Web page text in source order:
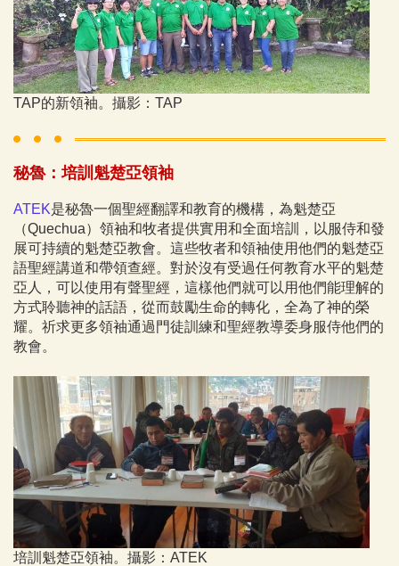
TAP的新領袖。攝影：TAP
秘魯：培訓魁楚亞領袖
ATEK是秘魯一個聖經翻譯和教育的機構，為魁楚亞
（Quechua）領袖和牧者提供實用和全面培訓，以 服侍和發
展可持續的魁楚亞教會。這些牧者和領袖使用他們的魁楚亞
語聖經講道和帶領查經。對於沒有受過任何教育水平的魁楚
亞人，可以使用有聲聖經，這樣他們就可以用他們能理解的
方式聆聽神的話語，從而鼓勵生命的轉化，全為了神的榮
耀。祈求更多領袖通過門徒訓練和聖經教導委身服侍他們的
教會。
培訓魁楚亞領袖。攝影：ATEK